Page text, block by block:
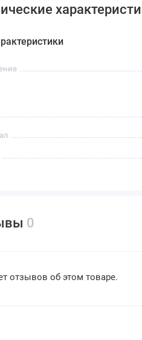
0
отзывов об этом товаре.